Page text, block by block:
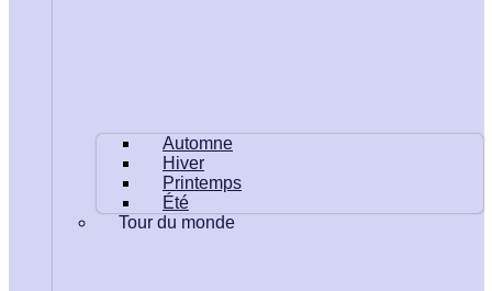
Automne
Hiver
Printemps
Été
Tour du monde